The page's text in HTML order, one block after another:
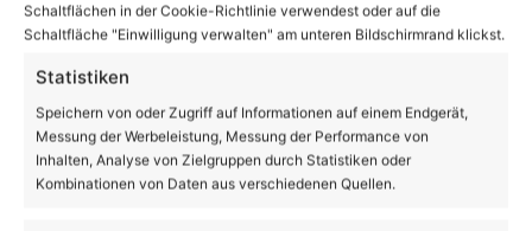
Schaltflächen in der Cookie-Richtlinie verwendest oder auf die
Schaltfläche "Einwilligung verwalten" am unteren Bildschirmrand klickst.
Statistiken
Speichern von oder Zugriff auf Informationen auf einem Endgerät,
Messung der Werbeleistung, Messung der Performance von
Inhalten, Analyse von Zielgruppen durch Statistiken oder
Kombinationen von Daten aus verschiedenen Quellen.
Enthält Werbung